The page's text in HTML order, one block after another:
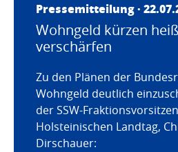
Pressemitteilung ·
Wohngeld kürzen
verschärfen
Zu den Plänen der
Wohngeld deutlich
der SSW-
Holsteinischen Landtag,
Dirschauer: